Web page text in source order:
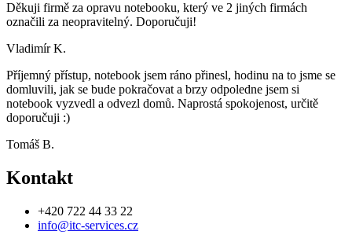
Děkuji firmě za opravu notebooku, který ve 2 jiných firmách
označili za neopravitelný. Doporučuji!
Vladimír K.
Příjemný přístup, notebook jsem ráno přinesl, hodinu na to jsme se
domluvili, jak se bude pokračovat a brzy odpoledne jsem si
notebook vyzvedl a odvezl domů. Naprostá spokojenost, určitě
doporučuji :)
Tomáš B.
Kontakt
+420 722 44 33 22
info@itc-services.cz